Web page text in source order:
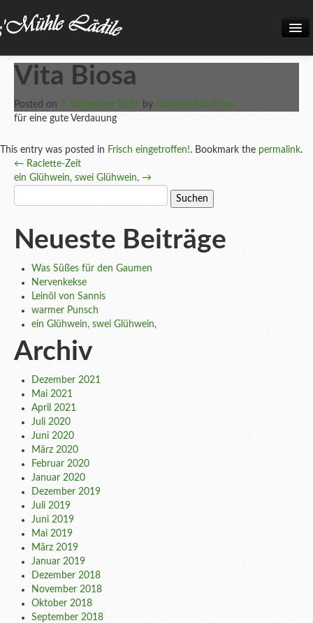
Home
Neuigkeiten
Frisch eingetroffen!
Produkte
Kontakt
Datenschutz und Impressum
Vita Biosa
Posted on 7. Dezember 2021 by Andreas Bitschnau
für eine gute Verdauung
This entry was posted in Frisch eingetroffen!. Bookmark the permalink.
Post
navigation
← Raclette-Zeit
ein Glühwein, swei Glühwein, →
nach:
Neueste Beiträge
Was Süßes für den Gaumen
Nervenkekse
Leinöl von Sannis
warmer Punsch
ein Glühwein, swei Glühwein,
Archiv
Dezember 2021
Mai 2021
April 2021
Juli 2020
Juni 2020
März 2020
Februar 2020
Januar 2020
Dezember 2019
Juli 2019
Juni 2019
Mai 2019
März 2019
Januar 2019
Dezember 2018
November 2018
Oktober 2018
September 2018